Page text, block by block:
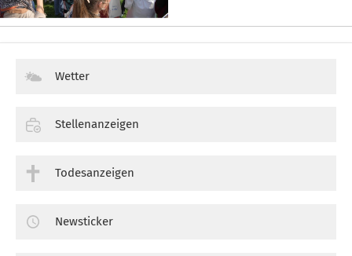
Wetter
Stellenanzeigen
Todesanzeigen
Newsticker